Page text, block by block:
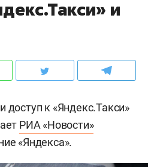
и
доступ к «Яндекс.Такси»
РИА «Новости»
«Яндекса».